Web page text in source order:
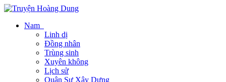
Nam
Linh dị
Đồng nhân
Trùng sinh
Xuyên không
Lịch sử
Quân Sự Xây Dựng